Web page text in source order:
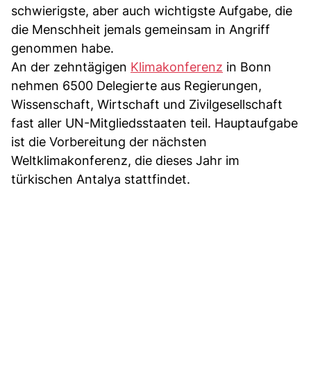
schwierigste, aber auch wichtigste Aufgabe, die
die Menschheit jemals gemeinsam in Angriff
genommen habe.
An der zehntägigen Klimakonferenz in Bonn
nehmen 6500 Delegierte aus Regierungen,
Wissenschaft, Wirtschaft und Zivilgesellschaft
fast aller UN-Mitgliedsstaaten teil. Hauptaufgabe
ist die Vorbereitung der nächsten
Weltklimakonferenz, die dieses Jahr im
türkischen Antalya stattfindet.